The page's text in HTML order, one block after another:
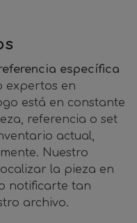
específica
expertos en
está en constante
referencia o set
actual,
Nuestro
la pieza en
notificarte tan
archivo.